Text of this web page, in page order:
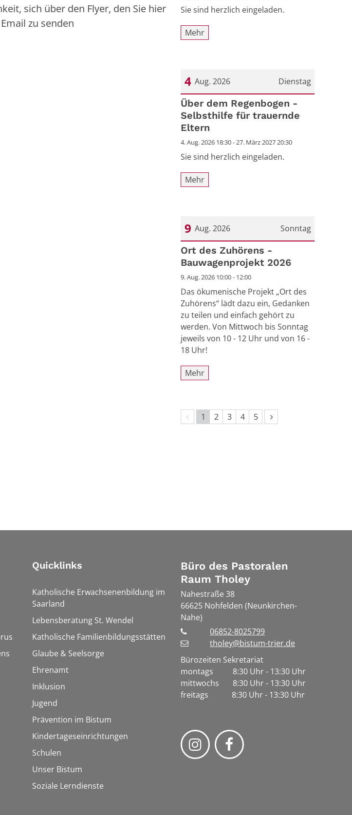
sich über den Flyer, den Sie hier
zu senden
Sie sind herzlich eingeladen.
Mehr
Dienstag
4 Aug. 2026
Datum: 4. August 2026
Über dem Regenbogen -
Selbsthilfe für trauernde
Eltern
4. Aug. 2026 18:30 - 27. März 2027 20:30
Sie sind herzlich eingeladen.
Mehr
Sonntag
9 Aug. 2026
Datum: 9. August 2026
Ort des Zuhörens -
Bauwagenprojekt 2026
9. Aug. 2026 10:00 - 12:00
Das ökumenische Projekt „Ort des
Zuhörens“ lädt dazu ein, Gedanken
zu teilen und einfach gehört zu
werden. Von Mittwoch bis Sonntag
jeweils von 10 - 12 Uhr und von 16 -
18 Uhr!
Mehr
Vorherige Seite
1 2 3 4 5 Nächste Seite
Quicklinks
Katholische Erwachsenenbildung im
Saarland
Lebensberatung St. Wendel
Katholische Familienbildungsstätten
Glaube & Seelsorge
Ehrenamt
Inklusion
Jugend
Prävention im Bistum
Kindertageseinrichtungen
Schulen
Unser Bistum
Soziale Lerndienste
Büro des Pastoralen
Raum Tholey
Nahestraße 38
66625 Nohfelden (Neunkirchen-
Nahe)
06852-8025799
tholey@bistum-trier.de
Bürozeiten Sekretariat
montags 8:30 Uhr - 13:30 Uhr
mittwochs 8:30 Uhr - 13:30 Uhr
freitags 8:30 Uhr - 13:30 Uhr